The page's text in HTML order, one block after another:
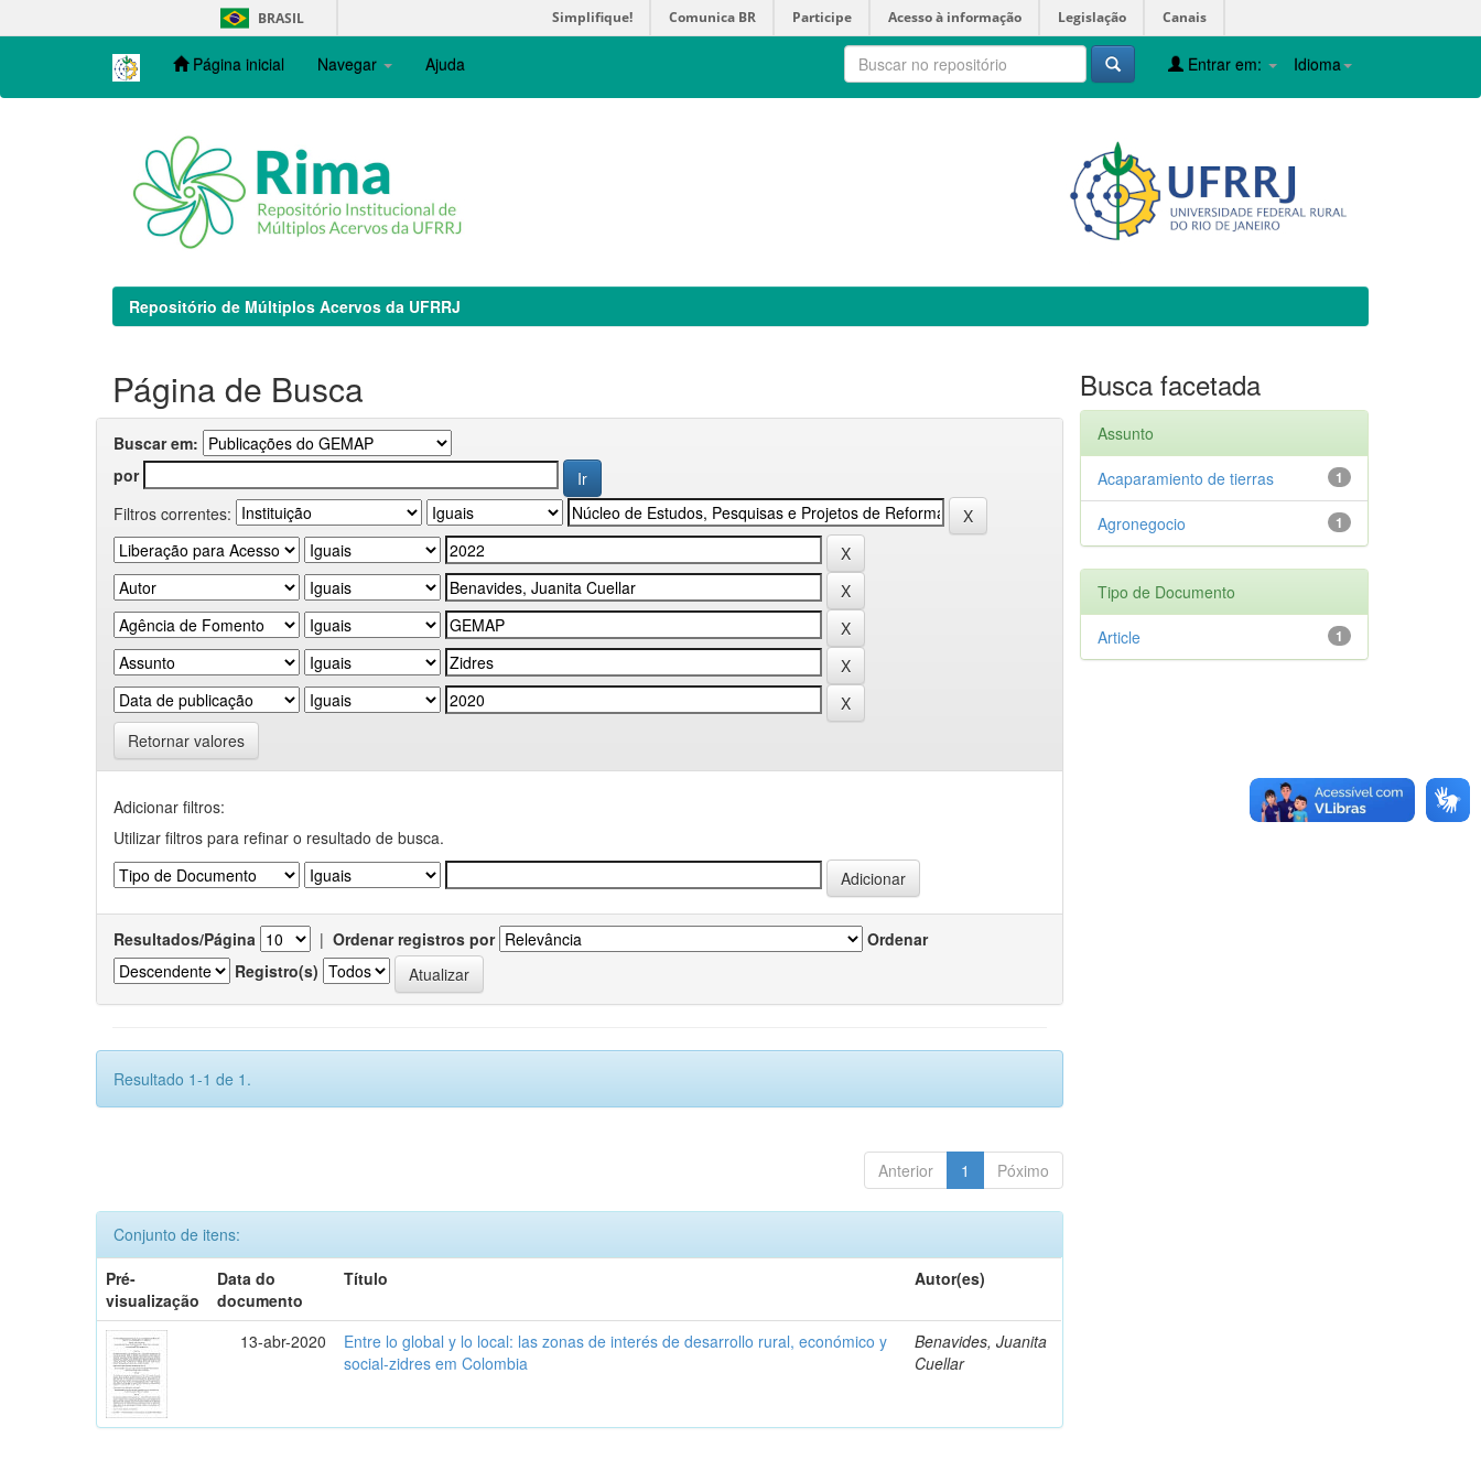
navigation
BRASIL Simplifique! Comunica BR Participe Acesso à informação Legislação Canais
Página inicial Navegar Ajuda Idioma
Entrar em:
Repositório de Múltiplos Acervos da UFRRJ
Página de Busca
Buscar em:
por
Filtros correntes:
Retornar valores
Adicionar filtros:
Utilizar filtros para refinar o resultado de busca.
Resultados/Página | Ordenar registros por
Ordenar
Registro(s)
Resultado 1-1 de 1.
Anterior 1 Póximo
Conjunto de itens:
Pré-
visualização
Data do
documento
Título Autor(es)
13-abr-2020
Entre lo global y lo local: las zonas de interés de desarrollo rural, económico y
social-zidres em Colombia
Benavides, Juanita
Cuellar
Busca facetada
Assunto
1
Acaparamiento de tierras
1
Agronegocio
Tipo de Documento
1
Article